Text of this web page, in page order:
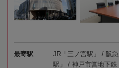
最寄駅
JR「三ノ宮駅」 / 阪
駅」 / 神戸市営地下鉄